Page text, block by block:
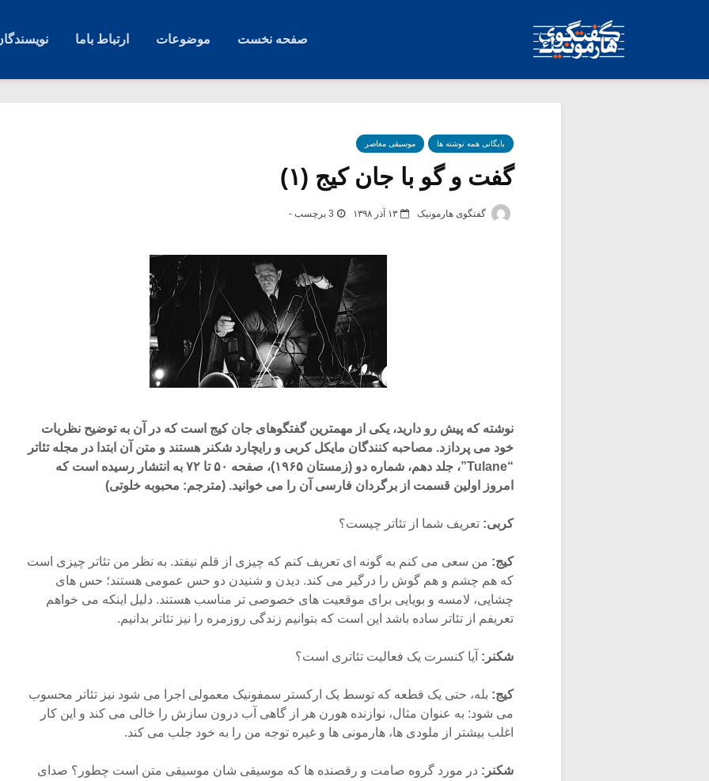
صفحه نخست موضوعات ارتباط باما
بایگانی همه نوشته ها موسیقی معاصر
گفت و گو با جان کیج (۱)
گفتگوی هارمونیک ۱۳ آذر ۱۳۹۸ 3 برچسب -
نوشته که پیش رو دارید، یکی از مهمترین گفتگوهای جان کیج است که در آن به توضیح نظریات
خود می پردازد. مصاحبه کنندگان مایکل کربی و رایچارد شکنر هستند و متن آن ابتدا در مجله تئاتر
“Tulane”، جلد دهم، شماره دو (زمستان ۱۹۶۵)، صفحه ۵۰ تا ۷۲ به انتشار رسیده است که
امروز اولین قسمت از برگردان فارسی آن را می خوانید. (مترجم: محبوبه خلوتی)
کربی: تعریف شما از تئاتر چیست؟
کیج: من سعی می کنم به گونه ای تعریف کنم که چیزی از قلم نیفتد. به نظر من تئاتر چیزی است
که هم چشم و هم گوش را درگیر می کند. دیدن و شنیدن دو حس عمومی هستند؛ حس های
چشایی، لامسه و بویایی برای موقعیت های خصوصی تر مناسب هستند. دلیل اینکه می خواهم
تعریفم از تئاتر ساده باشد این است که بتوانیم زندگی روزمره را نیز تئاتر بدانیم.
شکنر: آیا کنسرت یک فعالیت تئاتری است؟
کیج: بله، حتی یک قطعه که توسط یک ارکستر سمفونیک معمولی اجرا می شود نیز تئاتر محسوب
می شود: به عنوان مثال، نوازنده هورن هر از گاهی آب درون سازش را خالی می کند و این کار
اغلب بیشتر از ملودی ها، هارمونی ها و غیره توجه من را به خود جلب می کند.
شکنر: در مورد گروه صامت و رقصنده ها که موسیقی شان موسیقی متن است چطور؟ صدای